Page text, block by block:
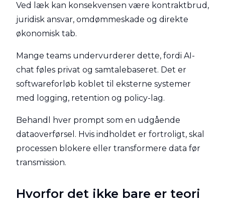
Ved læk kan konsekvensen være kontraktbrud,
juridisk ansvar, omdømmeskade og direkte
økonomisk tab.
Mange teams undervurderer dette, fordi AI-
chat føles privat og samtalebaseret. Det er
softwareforløb koblet til eksterne systemer
med logging, retention og policy-lag.
Behandl hver prompt som en udgående
dataoverførsel. Hvis indholdet er fortroligt, skal
processen blokere eller transformere data før
transmission.
Hvorfor det ikke bare er teori